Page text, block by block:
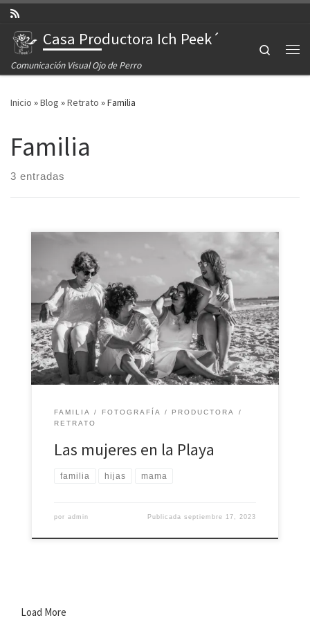
Saltar al contenido
Casa Productora Ich Peek´
Comunicación Visual Ojo de Perro
Search
Inicio »Blog »Retrato »Familia
Familia
3 entradas
En Playa Mujeres se reunieron mamá e hijas para
celebrar la vida y por supuesto la oportunidad de estar
juntas en este tan hermoso lugar. Agosto 2022 – Cancún,
Quintana Roo. Todas las fotografías, vídeos,
ilustraciones y creaciones artísticas son obra autora de
Casa Productora Ich Peek´® así como propiedad […]
FAMILIA FOTOGRAFÍA
PRODUCTORA
RETRATO
Las mujeres en la Playa
familia hijas mama
por admin Publicadaseptiembre 17, 2023
Load More